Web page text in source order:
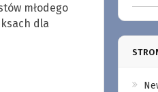
młodego
dla